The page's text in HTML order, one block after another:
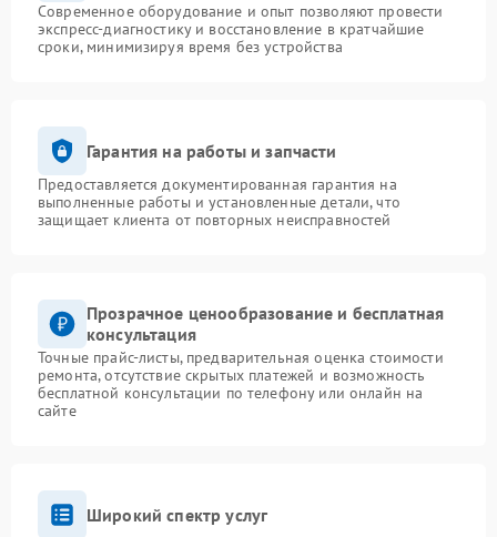
Современное оборудование и опыт позволяют провести
экспресс-диагностику и восстановление в кратчайшие
сроки, минимизируя время без устройства
Гарантия на работы и запчасти
Предоставляется документированная гарантия на
выполненные работы и установленные детали, что
защищает клиента от повторных неисправностей
Прозрачное ценообразование и бесплатная
консультация
Точные прайс-листы, предварительная оценка стоимости
ремонта, отсутствие скрытых платежей и возможность
бесплатной консультации по телефону или онлайн на
сайте
Широкий спектр услуг